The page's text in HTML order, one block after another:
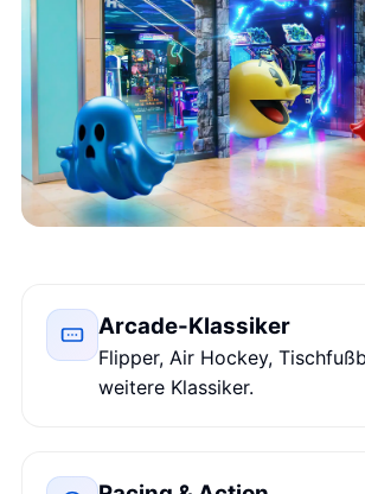
Arcade-Klassiker
Flipper, Air Hockey,
weitere Klassiker.